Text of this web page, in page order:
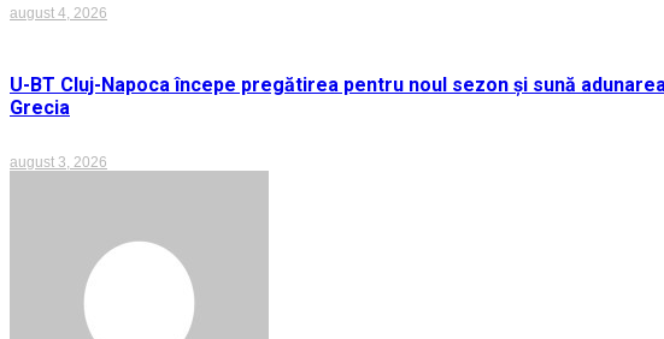
august 4, 2026
U-BT Cluj-Napoca începe pregătirea pentru noul sezon și sună
Grecia
august 3, 2026